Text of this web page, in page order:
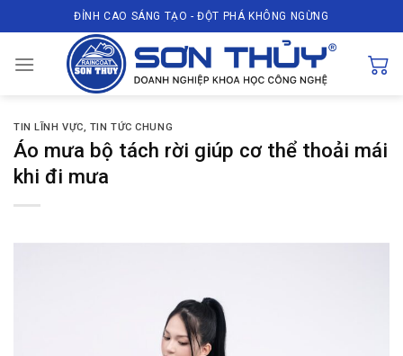
to
content
ĐỈNH CAO SÁNG TẠO - ĐỘT PHÁ KHÔNG NGỪNG
TIN LĨNH VỰC, TIN TỨC CHUNG
Áo mưa bộ tách rời giúp cơ thể thoải mái
khi đi mưa